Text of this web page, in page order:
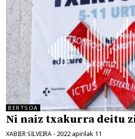
BERTSOA
Ni naiz txakurra deitu
XABIER SILVEIRA - 2022 apirilak 11